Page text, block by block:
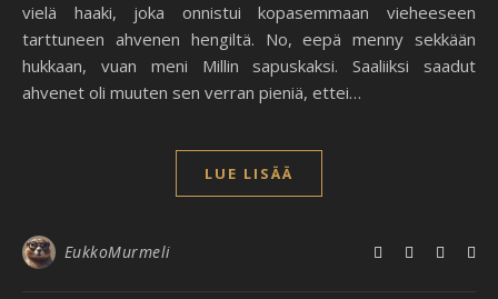
vielä haaki, joka onnistui kopasemmaan vieheeseen
tarttuneen ahvenen hengiltä. No, eepä menny sekkään
hukkaan, vuan meni Millin sapuskaksi. Saaliiksi saadut
ahvenet oli muuten sen verran pieniä, ettei…
LUE LISÄÄ
EukkoMurmeli